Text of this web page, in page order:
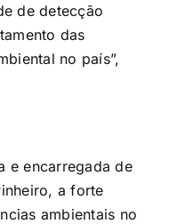
de detecção
das
no país”,
e encarregada de
a forte
ambientais no